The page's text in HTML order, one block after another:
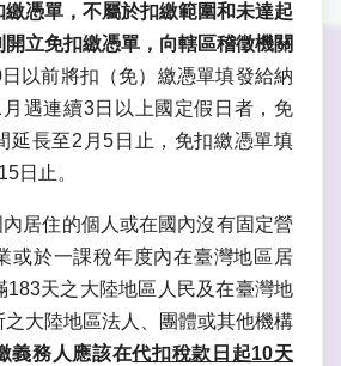
憑單，不屬於扣繳範圍和未達起
立免扣繳憑單，向轄區稽徵機關
日以前將扣（免）繳憑單填發給納
遇連續3日以上國定假日者，免
延長至2月5日止，免扣繳憑單填
日止。
居住的個人或在國內沒有固定營
或於一課稅年度內在臺灣地區居
183天之大陸地區人民及在臺灣地
之大陸地區法人、團體或其他機構
義務人應該在代扣稅款日起10天